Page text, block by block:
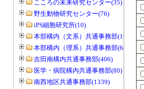
こころの未来研究センター(35)
野生動物研究センター(76)
iPS細胞研究所(10)
本部構内（文系）共通事務部(165)
本部構内（理系）共通事務部(646)
吉田南構内共通事務部(406)
医学・病院構内共通事務部(80)
南西地区共通事務部(1339)